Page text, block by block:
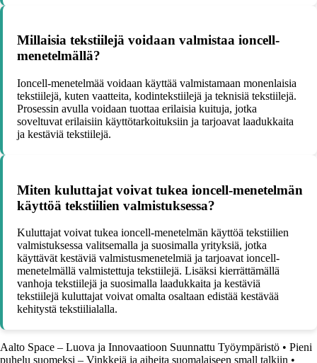
Millaisia tekstiilejä voidaan valmistaa ioncell-
menetelmällä?
Ioncell-menetelmää voidaan käyttää valmistamaan monenlaisia
tekstiilejä, kuten vaatteita, kodintekstiilejä ja teknisiä tekstiilejä.
Prosessin avulla voidaan tuottaa erilaisia kuituja, jotka
soveltuvat erilaisiin käyttötarkoituksiin ja tarjoavat laadukkaita
ja kestäviä tekstiilejä.
Miten kuluttajat voivat tukea ioncell-menetelmän
käyttöä tekstiilien valmistuksessa?
Kuluttajat voivat tukea ioncell-menetelmän käyttöä tekstiilien
valmistuksessa valitsemalla ja suosimalla yrityksiä, jotka
käyttävät kestäviä valmistusmenetelmiä ja tarjoavat ioncell-
menetelmällä valmistettuja tekstiilejä. Lisäksi kierrättämällä
vanhoja tekstiilejä ja suosimalla laadukkaita ja kestäviä
tekstiilejä kuluttajat voivat omalta osaltaan edistää kestävää
kehitystä tekstiilialalla.
Aalto Space – Luova ja Innovaatioon Suunnattu Työympäristö • Pieni
puhelu suomeksi – Vinkkejä ja aiheita suomalaiseen small talkiin •